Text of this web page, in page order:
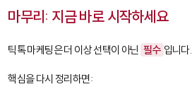
마무리: 지금 바로 시작하세요
틱톡 마케팅은 더 이상 선택이 아닌 필수 입니다.
핵심을 다시 정리하면: